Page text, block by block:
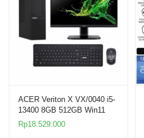
ACER Veriton X VX/0040 i5-
13400 8GB 512GB Win11
21.5″ PC
Rp18.529.000